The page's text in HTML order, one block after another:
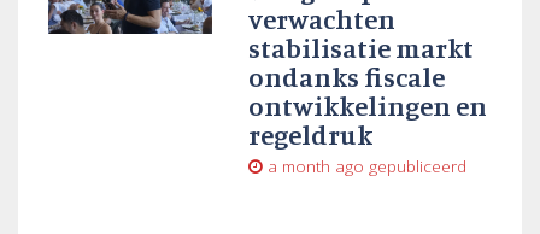
verwachten
stabilisatie markt
ondanks fiscale
ontwikkelingen en
regeldruk
a month ago gepubliceerd